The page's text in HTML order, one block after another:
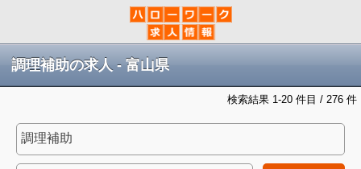
調理補助の求人 - 富山県
検索結果 1-20 件目 / 276 件